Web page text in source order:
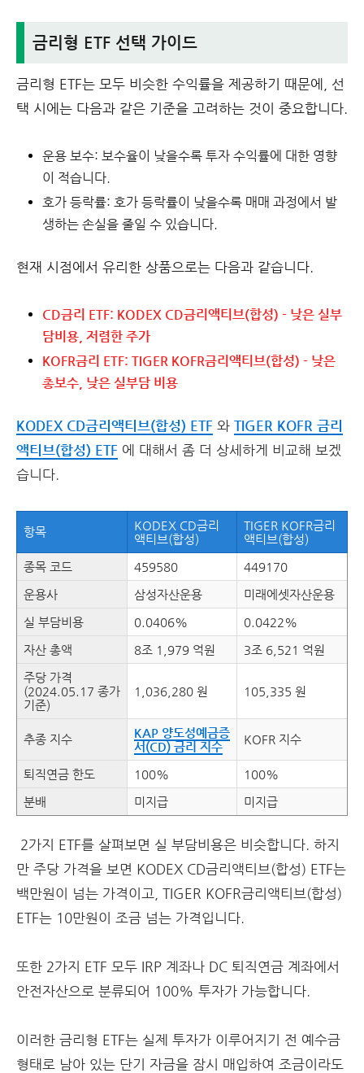
금리형 ETF 선택 가이드
금리형 ETF는 모두 비슷한 수익률을 제공하기 때문에, 선
택 시에는 다음과 같은 기준을 고려하는 것이 중요합니다.
운용 보수: 보수율이 낮을수록 투자 수익률에 대한 영향
이 적습니다.
호가 등락률: 호가 등락률이 낮을수록 매매 과정에서 발
생하는 손실을 줄일 수 있습니다.
현재 시점에서 유리한 상품으로는 다음과 같습니다.
CD금리 ETF: KODEX CD금리액티브(합성) - 낮은 실부
담비용, 저렴한 주가
KOFR금리 ETF: TIGER KOFR금리액티브(합성) - 낮은
총보수, 낮은 실부담 비용
KODEX CD금리액티브(합성) ETF 와 TIGER KOFR 금리
액티브(합성) ETF 에 대해서 좀 더 상세하게 비교해 보겠
습니다.
항목
KODEX CD금리
액티브(합성)
TIGER KOFR금리
액티브(합성)
종목 코드
459580
449170
운용사
삼성자산운용
미래에셋자산운용
실 부담비용
0.0406%
0.0422%
자산 총액
8조 1,979 억원
3조 6,521 억원
주당 가격
(2024.05.17 종가
기준)
1,036,280 원 105,335 원
추종 지수
KAP 양도성예금증
서(CD) 금리 지수
KOFR 지수
퇴직연금 한도 100%
100%
분배
미지급 미지급
2가지 ETF를 살펴보면 실 부담비용은 비슷합니다. 하지
만 주당 가격을 보면 KODEX CD금리액티브(합성) ETF는
백만원이 넘는 가격이고, TIGER KOFR금리액티브(합성)
ETF는 10만원이 조금 넘는 가격입니다.
또한 2가지 ETF 모두 IRP 계좌나 DC 퇴직연금 계좌에서
안전자산으로 분류되어 100% 투자가 가능합니다.
이러한 금리형 ETF는 실제 투자가 이루어지기 전 예수금
형태로 남아 있는 단기 자금을 잠시 매입하여 조금이라도